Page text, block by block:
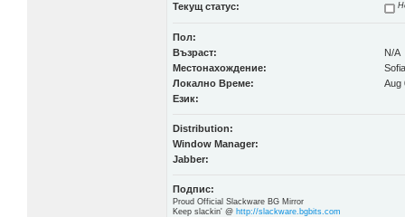
Текущ статус:
Пол:
Възраст:
N/A
Местонахождение:
Sofia
Локално Време:
Aug
Език:
Distribution:
Window Manager:
Jabber:
Подпис:
Proud Official Slackware BG Mirror
Keep slackin' @ http://slackware.bgbits.com